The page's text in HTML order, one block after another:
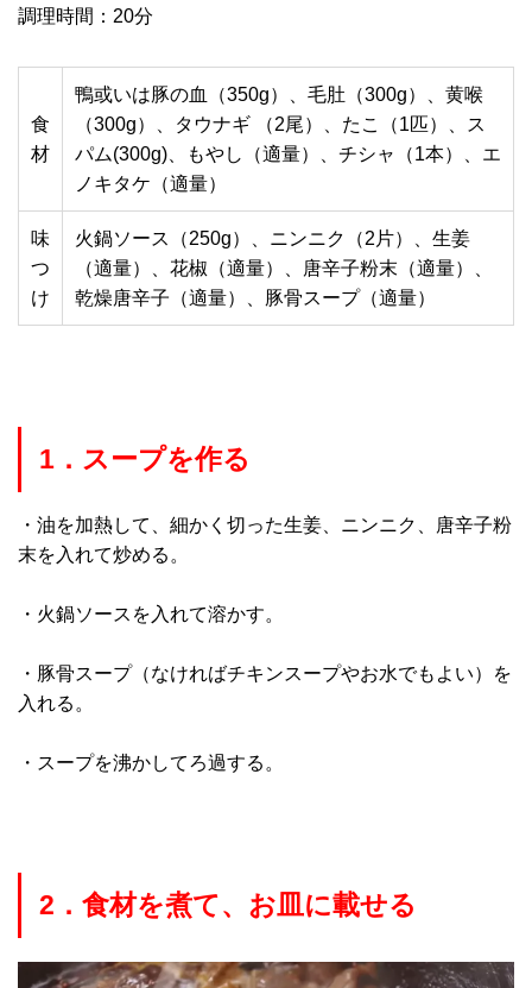
調理時間：20分
食
材
鴨或いは豚の血（350g）、毛肚（300g）、黄喉
（300g）、タウナギ （2尾）、たこ（1匹）、ス
パム(300g)、もやし（適量）、チシャ（1本）、エ
ノキタケ（適量）
味
つ
け
火鍋ソース（250g）、ニンニク（2片）、生姜
（適量）、花椒（適量）、唐辛子粉末（適量）、
乾燥唐辛子（適量）、豚骨スープ（適量）
1．スープを作る
・油を加熱して、細かく切った生姜、ニンニク、唐辛子粉
末を入れて炒める。
・火鍋ソースを入れて溶かす。
・豚骨スープ（なければチキンスープやお水でもよい）を
入れる。
・スープを沸かしてろ過する。
2．食材を煮て、お皿に載せる